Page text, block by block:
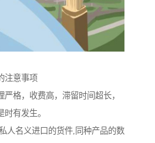
注意事项
严格，收费高，滞留时间超长，
有发生。
人名义进口的货件,同种产品的数